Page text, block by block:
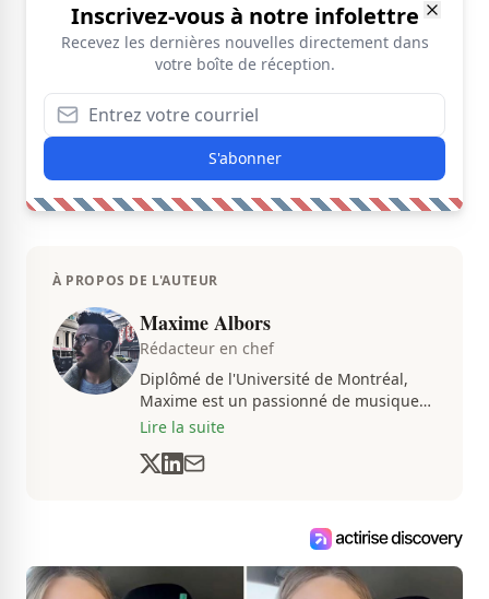
Inscrivez-vous à notre infolettre
Recevez les dernières nouvelles directement dans
votre boîte de réception.
S'abonner
À PROPOS DE L'AUTEUR
Maxime Albors
Rédacteur en chef
Diplômé de l'Université de Montréal,
Maxime est un passionné de musique
et de basketball. Il suit de très près
du contenu informatif et divertissant.
Lire la suite